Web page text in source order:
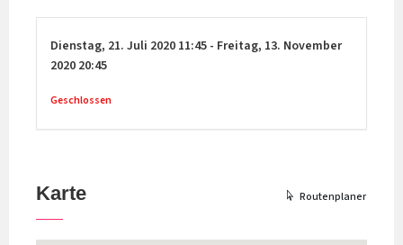
Dienstag, 21. Juli 2020 11:45 - Freitag, 13. November
2020 20:45
Geschlossen
Karte Routenplaner